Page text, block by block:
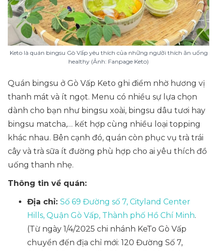
Keto là quán bingsu Gò Vấp yêu thích của những người thích ăn uống
healthy (Ảnh: Fanpage Keto)
Quán bingsu ở Gò Vấp Keto ghi điểm nhờ hương vị
thanh mát và ít ngọt. Menu có nhiều sự lựa chọn
dành cho bạn như bingsu xoài, bingsu dâu tươi hay
bingsu matcha,… kết hợp cùng nhiều loại topping
khác nhau. Bên cạnh đó, quán còn phục vụ trà trái
cây và trà sữa ít đường phù hợp cho ai yêu thích đồ
uống thanh nhẹ.
Thông tin về quán:
Địa chỉ: Số 69 Đường số 7, Cityland Center
Hills, Quận Gò Vấp, Thành phố Hồ Chí Minh.
(Từ ngày 1/4/2025 chi nhánh KeTo Gò Vấp
chuyển đến địa chỉ mới: 120 Đường Số 7,